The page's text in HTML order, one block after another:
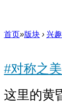
首页»版块 › 兴
#对称之
这里的黄